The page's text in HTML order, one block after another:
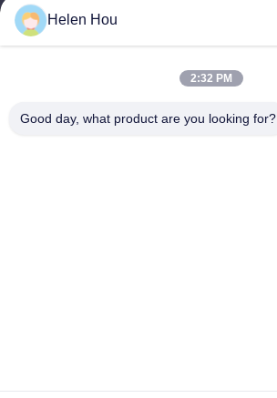
Telefoon
86-318-7595879
Helen Hou
2:32 PM
Good day, what product are you looking for?